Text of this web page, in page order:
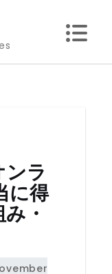
ンラ
に得
・